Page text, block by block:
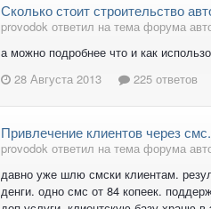
Сколько стоит строительство
provodok ответил на тема форума
а можно подробнее что и как
28 Августа 2013
225 ответов
Привлечение клиентов через смс.
provodok ответил на тема форума
давно уже шлю смски клиентам.
денги. одно смс от 84 копеек.